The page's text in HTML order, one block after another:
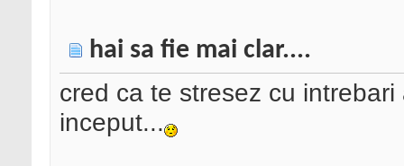
hai sa fie mai clar....
cred ca te stresez cu
inceput...